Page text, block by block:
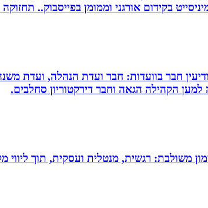
בקידום אורגני וממומן בפייסבוק..
חבר בוועדות: חבר ועדת הנהלה, ועדת
למען הקהילה הגאה וחבר דירקטוריון סחלבים.
משולבת: רגשית, מנטלית ועסקית, תוך ליווי